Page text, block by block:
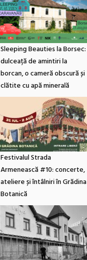
Sleeping Beauties la Borsec:
dulceață de amintiri la
borcan, o cameră obscură și
clătite cu apă minerală
Festivalul Strada
Armenească #10: concerte,
ateliere și întâlniri în Grădina
Botanică